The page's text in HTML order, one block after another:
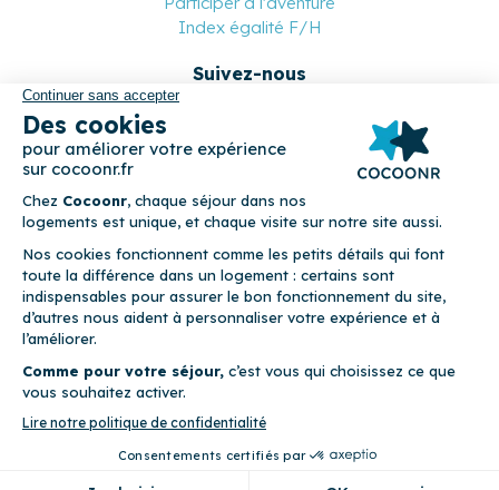
Index égalité F/H
Suivez-nous
location–CGU – Politique de confidentialité–Politique de
Cocoonr est conçu et développé à Rennes 🇫🇷